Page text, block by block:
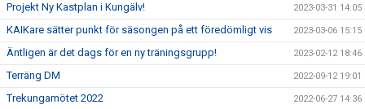
Projekt Ny Kastplan i Kungälv! 2023-03-31 14:05
KAIKare sätter punkt för säsongen på ett föredömligt vis 2023-03-06 15:15
Äntligen är det dags för en ny träningsgrupp! 2023-02-12 18:46
Terräng DM 2022-09-12 19:01
Trekungamötet 2022 2022-06-27 14:36